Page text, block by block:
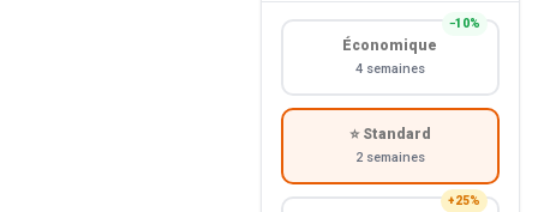
−10%
Économique
4 semaines
⭐ Standard
2 semaines
+25%